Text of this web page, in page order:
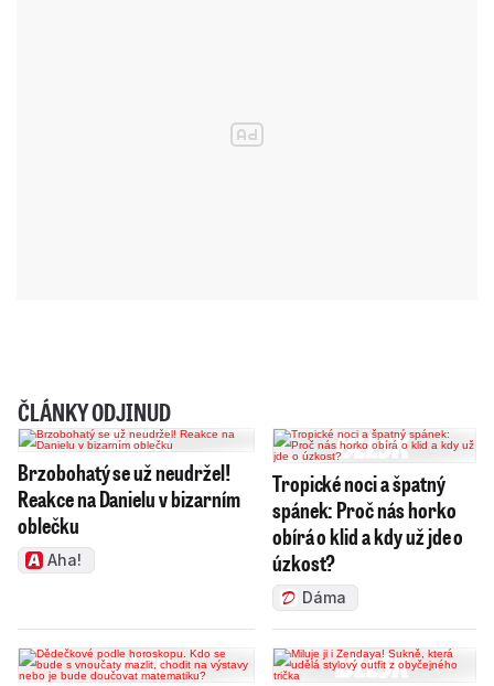
ČLÁNKY ODJINUD
Brzobohatý se už neudržel!
Reakce na Danielu v bizarním
oblečku
Aha!
Tropické noci a špatný
spánek: Proč nás horko
obírá o klid a kdy už jde o
úzkost?
Dáma